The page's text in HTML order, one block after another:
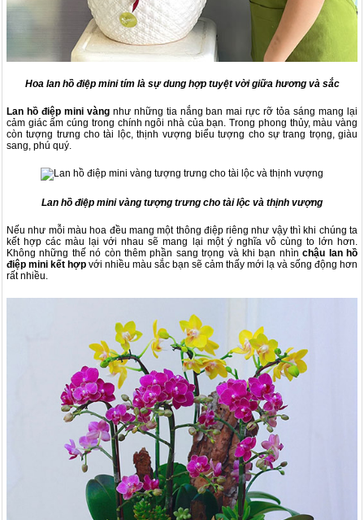
Hoa lan hồ điệp mini tím là sự dung hợp tuyệt vời giữa hương và sắc
Lan hồ điệp mini vàngnhư những tia nắng ban mai rực rỡ tỏa sáng mang lại
cảm giác ấm cúng trong chính ngôi nhà của bạn. Trong phong thủy, màu vàng
còn tượng trưng cho tài lộc, thịnh vượng biểu tượng cho sự trang trọng, giàu
sang, phú quý.
Lan hồ điệp mini vàng tượng trưng cho tài lộc và thịnh vượng
Nếu như mỗi màu hoa đều mang một thông điệp riêng như vậy thì khi chúng ta
kết hợp các màu lại với nhau sẽ mang lại một ý nghĩa vô cùng to lớn hơn.
Không những thế nó còn thêm phần sang trọng và khi bạn nhìnchậu lan hồ
điệp mini kết hợp với nhiều màu sắc bạn sẽ cảm thấy mới lạ và sống động hơn
rất nhiều.